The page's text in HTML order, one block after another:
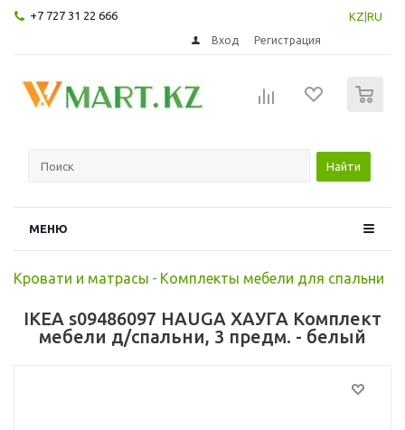
+7 727 31 22 666 KZ RU
Вход Регистрация
Найти
МЕНЮ
Кровати и матрасы - Комплекты мебели для спальни
IKEA s09486097 HAUGA ХАУГА Комплект
мебели д/спальни, 3 предм. - белый